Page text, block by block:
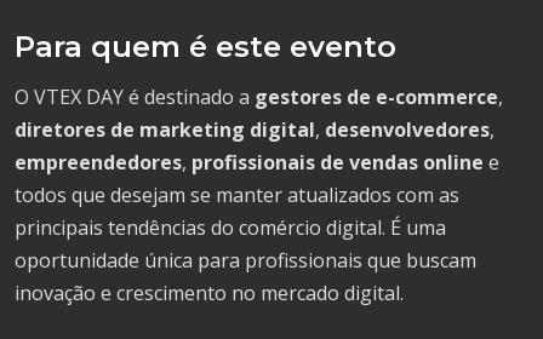
Para quem é este evento
O VTEX DAY é destinado a gestores de e-commerce,
diretores de marketing digital, desenvolvedores,
empreendedores, profissionais de vendas online e
todos que desejam se manter atualizados com as
principais tendências do comércio digital. É uma
oportunidade única para profissionais que buscam
inovação e crescimento no mercado digital.